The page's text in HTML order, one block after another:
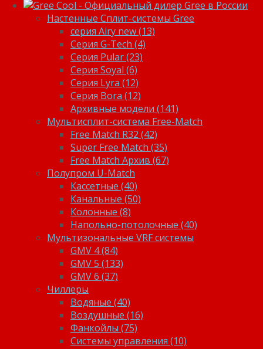
Настенные Сплит-системы Gree
серия Airy new (13)
Серия G-Tech (4)
Серия Pular (23)
Cерия Soyal (6)
Серия Lyra (12)
Серия Bora (12)
Архивные модели (141)
Мультисплит-система Free-Match
Free Match R32 (42)
Super Free Match (35)
Free Match Архив (67)
Полупром U-Match
Кассетные (40)
Канальные (50)
Колонные (8)
Напольно-потолочные (40)
Мультизональные VRF системы
GMV 4 (84)
GMV 5 (133)
GMV 6 (37)
Чиллеры
Водяные (40)
Воздушные (16)
Фанкойлы (75)
Системы управления (10)